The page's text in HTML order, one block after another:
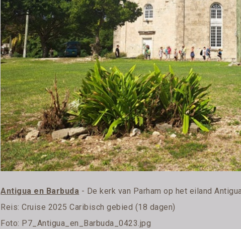
Antigua en Barbuda - De kerk van Parham op het eiland
Reis:Cruise 2025 Caribisch gebied (18 dagen)
Foto: P7_Antigua_en_Barbuda_0423.jpg